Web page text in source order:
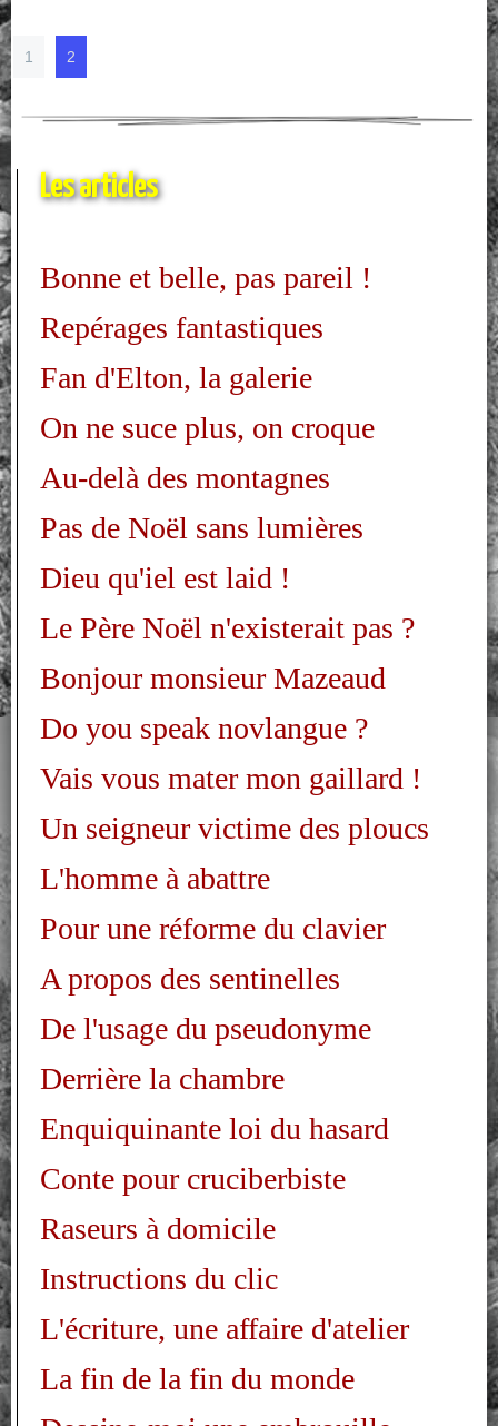
1 2
Les articles
Bonne et belle, pas pareil !
Repérages fantastiques
Fan d'Elton, la galerie
On ne suce plus, on croque
Au-delà des montagnes
Pas de Noël sans lumières
Dieu qu'iel est laid !
Le Père Noël n'existerait pas ?
Bonjour monsieur Mazeaud
Do you speak novlangue ?
Vais vous mater mon gaillard !
Un seigneur victime des ploucs
L'homme à abattre
Pour une réforme du clavier
A propos des sentinelles
De l'usage du pseudonyme
Derrière la chambre
Enquiquinante loi du hasard
Conte pour cruciberbiste
Raseurs à domicile
Instructions du clic
L'écriture, une affaire d'atelier
La fin de la fin du monde